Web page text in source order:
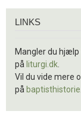
LINKS
Mangler du
på liturgi.dk
Vil du vide mere
på